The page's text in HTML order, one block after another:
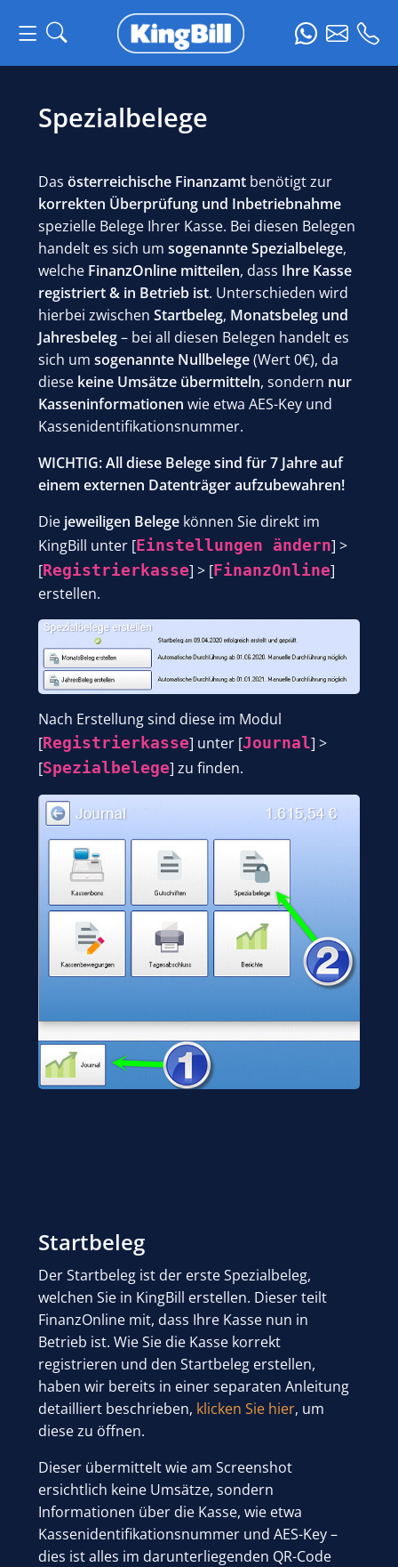
Spezialbelege
Dasösterreichische Finanzamt benötigt zur
korrekten Überprüfung und Inbetriebnahme
spezielle Belege Ihrer Kasse. Bei diesen Belegen
handelt es sich umsogenannte Spezialbelege,
welche FinanzOnline mitteilen, dass Ihre Kasse
registriert & in Betrieb ist. Unterschieden wird
hierbei zwischenStartbeleg, Monatsbeleg und
Jahresbeleg– bei all diesen Belegen handelt es
sich umsogenannte Nullbelege(Wert 0€), da
diese keine Umsätze übermitteln, sondern nur
Kasseninformationen wie etwa AES-Key und
Kassenidentifikationsnummer.
WICHTIG: All diese Belege sind für 7 Jahre auf
einem externen Datenträger aufzubewahren!
Die jeweiligen Belege können Sie direkt im
KingBill unter [Einstellungen ändern] >
[Registrierkasse] > [FinanzOnline]
erstellen.
Nach Erstellung sind diese im Modul
[Registrierkasse] unter [Journal] >
[Spezialbelege] zu finden.
Startbeleg
Der Startbeleg ist der erste Spezialbeleg,
welchen Sie in KingBill erstellen. Dieser teilt
FinanzOnline mit, dass Ihre Kasse nun in
Betrieb ist. Wie Sie die Kasse korrekt
registrieren und den Startbeleg erstellen,
haben wir bereits in einer separaten Anleitung
detailliert beschrieben, klicken Sie hier, um
diese zu öffnen.
Dieser übermittelt wie am Screenshot
ersichtlich keine Umsätze, sondern
Informationen über die Kasse, wie etwa
Kassenidentifikationsnummer und AES-Key –
dies ist alles im darunterliegenden QR-Code